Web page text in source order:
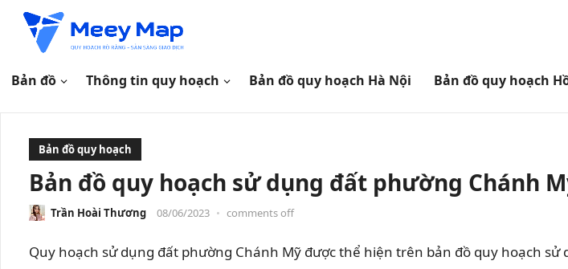
Bản đồ Thông tin quy hoạch Bản đồ quy hoạch Hà Nội Bản đồ quy hoạch
Bản đồ quy hoạch
Bản đồ quy hoạch sử dụng đất phường Chánh
Trần Hoài Thương 08/06/2023 • comments off
Quy hoạch sử dụng đất phường Chánh Mỹ được thể hiện trên bản đồ quy hoạch